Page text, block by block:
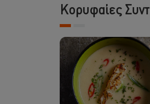
Κορυφαίες